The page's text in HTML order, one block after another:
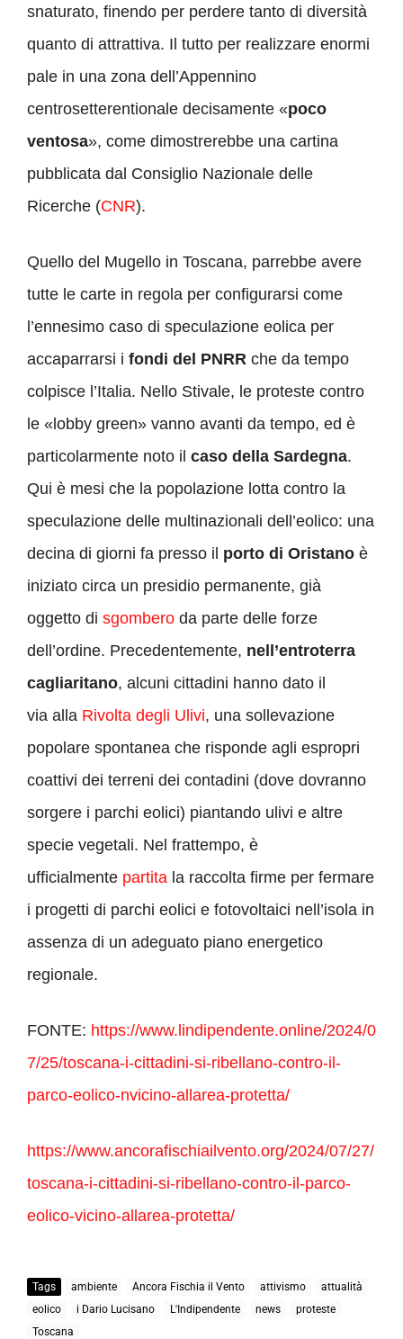
snaturato, finendo per perdere tanto di diversità
quanto di attrattiva. Il tutto per realizzare enormi
pale in una zona dell’Appennino
centrosetterentionale decisamente «poco
ventosa», come dimostrerebbe una cartina
pubblicata dal Consiglio Nazionale delle
Ricerche (CNR).
Quello del Mugello in Toscana, parrebbe avere
tutte le carte in regola per configurarsi come
l’ennesimo caso di speculazione eolica per
accaparrarsi i fondi del PNRR che da tempo
colpisce l’Italia. Nello Stivale, le proteste contro
le «lobby green» vanno avanti da tempo, ed è
particolarmente noto il caso della Sardegna.
Qui è mesi che la popolazione lotta contro la
speculazione delle multinazionali dell’eolico: una
decina di giorni fa presso il porto di Oristano è
iniziato circa un presidio permanente, già
oggetto di sgombero da parte delle forze
dell’ordine. Precedentemente, nell’entroterra
cagliaritano, alcuni cittadini hanno dato il
via alla Rivolta degli Ulivi, una sollevazione
popolare spontanea che risponde agli espropri
coattivi dei terreni dei contadini (dove dovranno
sorgere i parchi eolici) piantando ulivi e altre
specie vegetali. Nel frattempo, è
ufficialmente partita la raccolta firme per fermare
i progetti di parchi eolici e fotovoltaici nell’isola in
assenza di un adeguato piano energetico
regionale.
FONTE: https://www.lindipendente.online/2024/0
7/25/toscana-i-cittadini-si-ribellano-contro-il-
parco-eolico-nvicino-allarea-protetta/
https://www.ancorafischiailvento.org/2024/07/27/
toscana-i-cittadini-si-ribellano-contro-il-parco-
eolico-vicino-allarea-protetta/
Tags ambiente Ancora Fischia il Vento attivismo
attualità
eolico
i Dario Lucisano L'Indipendente news
proteste
Toscana